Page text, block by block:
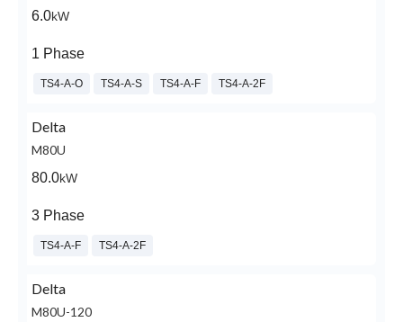
6.0kW
1 Phase
TS4-A-O TS4-A-S TS4-A-F TS4-A-2F
Delta
M80U
80.0kW
3 Phase
TS4-A-F TS4-A-2F
Delta
M80U-120